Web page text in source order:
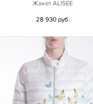
Жакет ALISEE
28 930 руб.